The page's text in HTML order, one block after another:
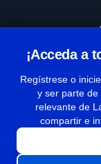
¡Acceda a
Regístrese o
y ser parte de
relevante de
compartir e
| Todos